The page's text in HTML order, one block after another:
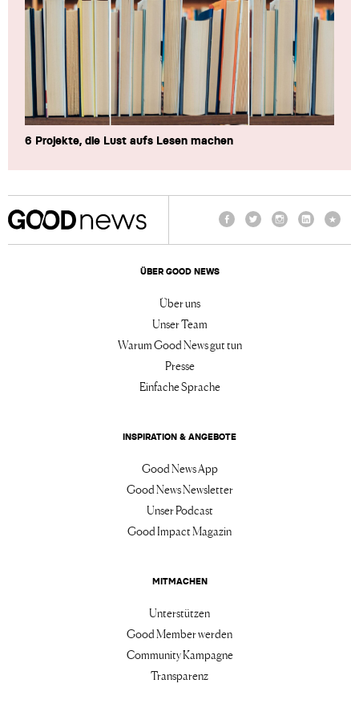
6 Projekte, die Lust aufs Lesen machen
ÜBER GOOD NEWS
Über uns
Unser Team
Warum Good News gut tun
Presse
Einfache Sprache
INSPIRATION & ANGEBOTE
Good News App
Good News Newsletter
Unser Podcast
Good Impact Magazin
MITMACHEN
Unterstützen
Good Member werden
Community Kampagne
Transparenz